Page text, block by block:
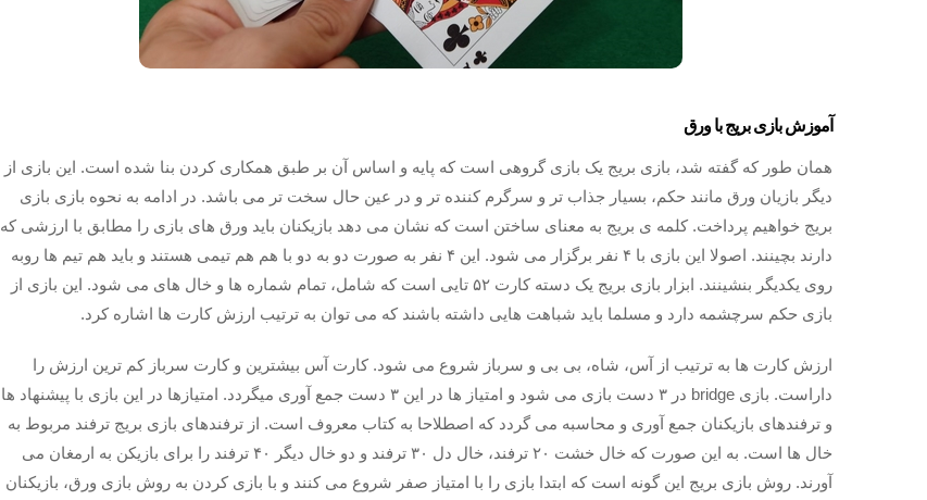
آموزش بازی بریج با ورق
همان طور که گفته شد، بازی بریج یک بازی گروهی است که پایه و اساس آن بر طبق همکاری کردن بنا شده است. این بازی از
دیگر بازیان ورق مانند حکم، بسیار جذاب تر و سرگرم کننده تر و در عین حال سخت تر می باشد. در ادامه به نحوه بازی بازی
بریج خواهیم پرداخت. کلمه ی بریج به معنای ساختن است که نشان می دهد بازیکنان باید ورق های بازی را مطابق با ارزشی که
دارند بچینند. اصولا این بازی با ۴ نفر برگزار می شود. این ۴ نفر به صورت دو به دو با هم هم تیمی هستند و باید هم تیم ها روبه
روی یکدیگر بنشینند. ابزار بازی بریج یک دسته کارت ۵۲ تایی است که شامل، تمام شماره ها و خال های می شود. این بازی از
بازی حکم سرچشمه دارد و مسلما باید شباهت هایی داشته باشند که می توان به ترتیب ارزش کارت ها اشاره کرد.
ارزش کارت ها به ترتیب از آس، شاه، بی بی و سرباز شروع می شود. کارت آس بیشترین و کارت سرباز کم ترین ارزش را
داراست. بازی bridge در ۳ دست بازی می شود و امتیاز ها در این ۳ دست جمع آوری میگردد. امتیازها در این بازی با پیشنهاد ها
و ترفندهای بازیکنان جمع آوری و محاسبه می گردد که اصطلاحا به کتاب معروف است. از ترفندهای بازی بریج ترفند مربوط به
خال ها است. به این صورت که خال خشت ۲۰ ترفند، خال دل ۳۰ ترفند و دو خال دیگر ۴۰ ترفند را برای بازیکن به ارمغان می
آورند. روش بازی بریج این گونه است که ابتدا بازی را با امتیاز صفر شروع می کنند و با بازی کردن به روش بازی ورق، بازیکنان